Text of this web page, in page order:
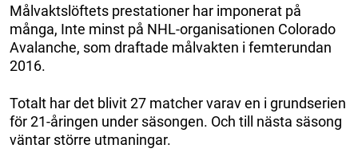
Målvaktslöftets prestationer har imponerat på
många, Inte minst på NHL-organisationen Colorado
Avalanche, som draftade målvakten i femterundan
2016.
Totalt har det blivit 27 matcher varav en i grundserien
för 21-åringen under säsongen. Och till nästa säsong
väntar större utmaningar.